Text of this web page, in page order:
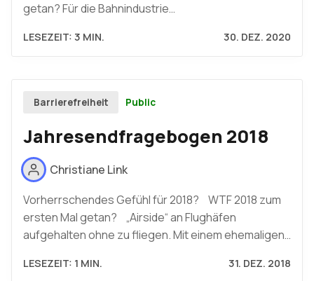
getan? Für die Bahnindustrie…
LESEZEIT: 3 MIN. 30. DEZ. 2020
Barrierefreiheit Public
Jahresendfragebogen 2018
Christiane Link
Vorherrschendes Gefühl für 2018? WTF 2018 zum
ersten Mal getan? „Airside“ an Flughäfen
aufgehalten ohne zu fliegen. Mit einem ehemaligen…
LESEZEIT: 1 MIN. 31. DEZ. 2018